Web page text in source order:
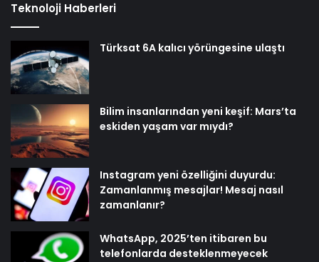
Teknoloji Haberleri
Türksat 6A kalıcı yörüngesine ulaştı
Bilim insanlarından yeni keşif: Mars’ta
eskiden yaşam var mıydı?
Instagram yeni özelliğini duyurdu:
Zamanlanmış mesajlar! Mesaj nasıl
zamanlanır?
WhatsApp, 2025’ten itibaren bu
telefonlarda desteklenmeyecek